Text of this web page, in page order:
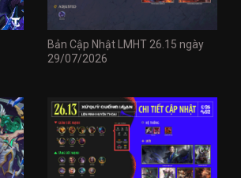
Bản Cập Nhật LMHT 26.15 ngày
29/07/2026